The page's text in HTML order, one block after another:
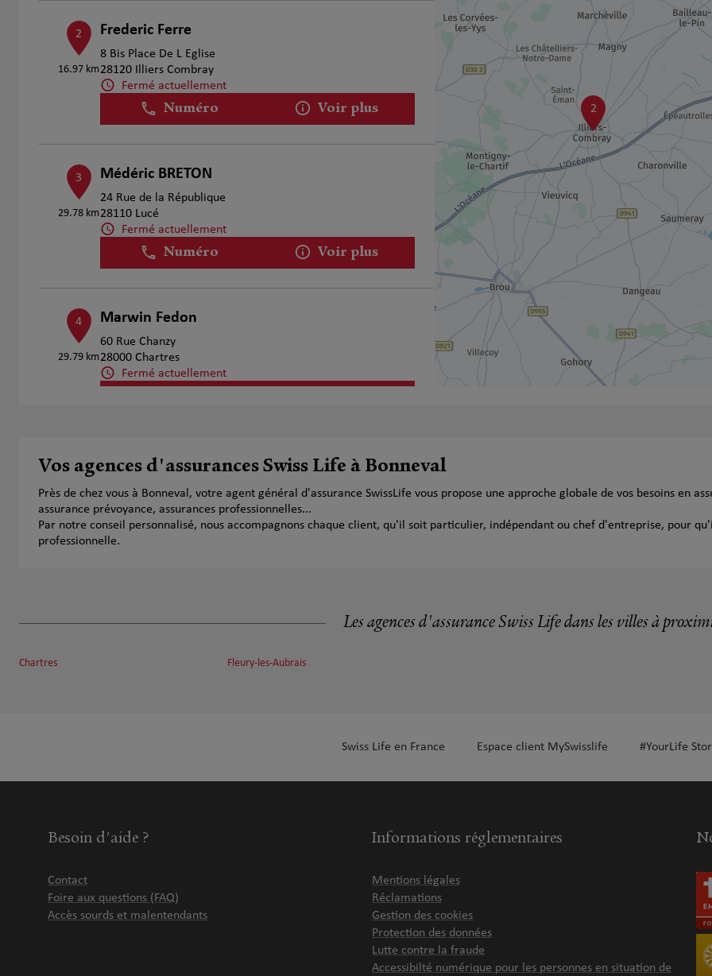
2
16.97 km
Frederic Ferre
8 Bis Place De L Eglise
28120 Illiers Combray
Fermé actuellement
Numéro Voir plus
3
29.78 km
Médéric BRETON
24 Rue de la République
28110 Lucé
Fermé actuellement
Numéro Voir plus
4
29.79 km
Marwin Fedon
60 Rue Chanzy
28000 Chartres
Fermé actuellement
2
Vos agences d'assurances Swiss Life à Bonneval
Près de chez vous à Bonneval, votre agent général d'assurance SwissLife vous propose une approche globale de vos besoins en
assurance prévoyance, assurances professionnelles...
Par notre conseil personnalisé, nous accompagnons chaque client, qu'il soit particulier, indépendant ou chef d'entreprise, pour
professionnelle.
Les agences d'assurance Swiss Life dans les villes à
Chartres Fleury-les-Aubrais
Swiss Life en France Espace client MySwisslife #YourLife
Besoin d'aide ?
Contact
Foire aux questions (FAQ)
Accès sourds et malentendants
Informations réglementaires
Mentions légales
Réclamations
Gestion des cookies
Protection des données
Lutte contre la fraude
Accessibilté numérique pour les personnes en situation de